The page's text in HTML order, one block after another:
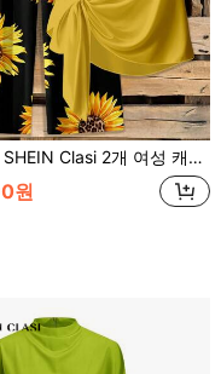
SHEIN Clasi 2개 여성 캐주얼 옐로우 프린트 셔츠 & 해바라기 프린트 팬츠 세트 - 우아하고 로맨틱한 레트로 봄/여름 해변 리조트 의상, 휴가, 열대 섬 결혼식, 신부 들러리 파티, 결혼식 하객, 브라이덜 샤워, 데이트 나이트, 컨트리 스타일 정원 산책, 어머니의 날 선물 & 보헤미안 음악 축제에 완벽
원